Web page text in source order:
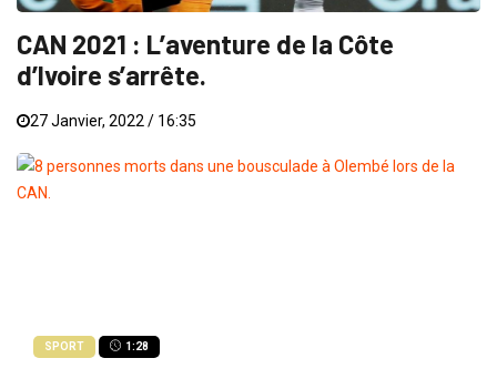
CAN 2021 : L’aventure de la Côte
d’Ivoire s’arrête.
27 Janvier, 2022 / 16:35
SPORT 1:28